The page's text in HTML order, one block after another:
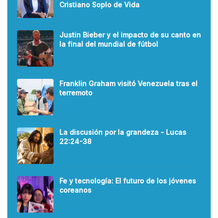
Cristiano Soplo de Vida
Justin Bieber y el impacto de su canto en
la final del mundial de fútbol
Franklin Graham visitó Venezuela tras el
terremoto
La discusión por la grandeza - Lucas
22:24-38
Fe y tecnología: El futuro de los jóvenes
coreanos